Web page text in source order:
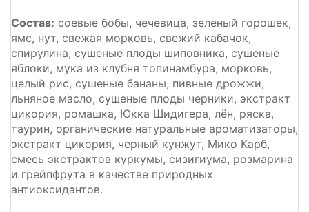
Состав: соевые бобы, чечевица, зеленый горошек,
ямс, нут, свежая морковь, свежий кабачок,
спирулина, сушеные плоды шиповника, сушеные
яблоки, мука из клубня топинамбура, морковь,
целый рис, сушеные бананы, пивные дрожжи,
льняное масло, сушеные плоды черники, экстракт
цикория, ромашка, Юкка Шидигера, лён, ряска,
таурин, органические натуральные ароматизаторы,
экстракт цикория, черный кунжут, Мико Карб,
смесь экстрактов куркумы, сизигиума, розмарина
и грейпфрута в качестве природных
антиоксидантов.